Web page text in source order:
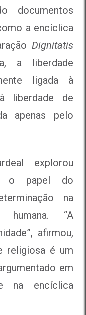
documentos
a encíclica
Dignitatis
a liberdade
ligada à
liberdade de
apenas pelo
explorou
o papel do
na
humana. “A
afirmou,
religiosa é um
em
na encíclica